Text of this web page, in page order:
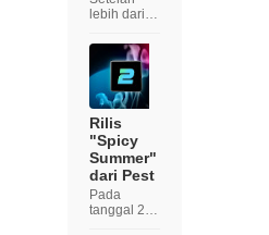
lebih dari
dekade
berkemban
g, Laravel
tetap
menjadi
PHP
Framework
pilihan
utama bagi
developer.
Pada 2026,
eko...
Rilis
"Spicy
Summer"
dari Pest
Pada
tanggal 20